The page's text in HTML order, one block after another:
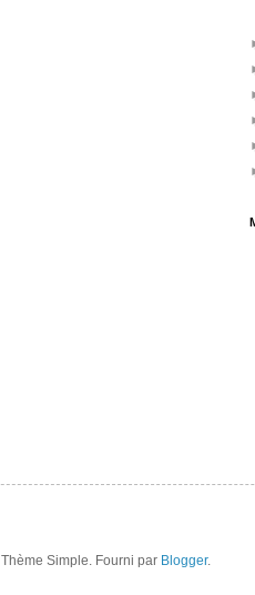
Thème Simple. Fourni par Blogger.